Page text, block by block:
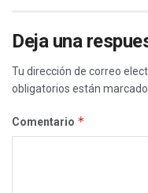
Deja una
Tu dirección de correo
obligatorios están
Comentario *